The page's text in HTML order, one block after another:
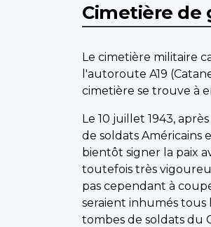
Cimetière de
Le cimetière militaire
l'autoroute A19
cimetière se trouve à
Le 10 juillet 1943,
de soldats Américains
bientôt signer la paix
toutefois très
pas cependant à
seraient inhumés tous
tombes de soldats du